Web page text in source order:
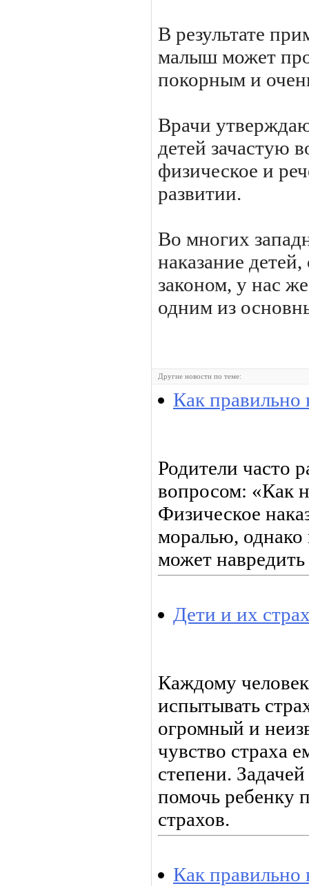
В результате
малыш может
покорным и
Врачи
детей зачастую
физическое и
развитии.
Во многих
наказание
законом, у нас
одним из
Другие новости по теме:
Как правильно
Родители часто
вопросом: «Как
Физическое
моралью, однако
может
Дети и их
Каждому
испытывать
огромный и
чувство страха
степени.
помочь ребенку
страхов.
Как правильно